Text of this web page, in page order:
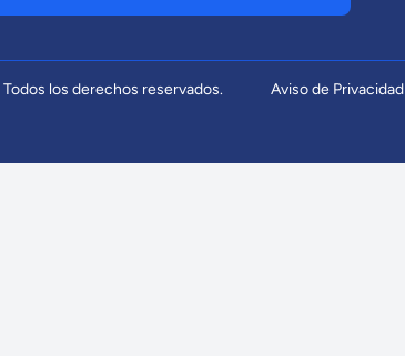
los derechos reservados. Aviso de Privacidad